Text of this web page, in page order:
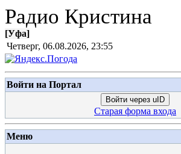
Радио Кристина
[Уфа]
Четверг, 06.08.2026, 23:55
Войти на Портал
Войти через uID
Старая форма входа
Меню